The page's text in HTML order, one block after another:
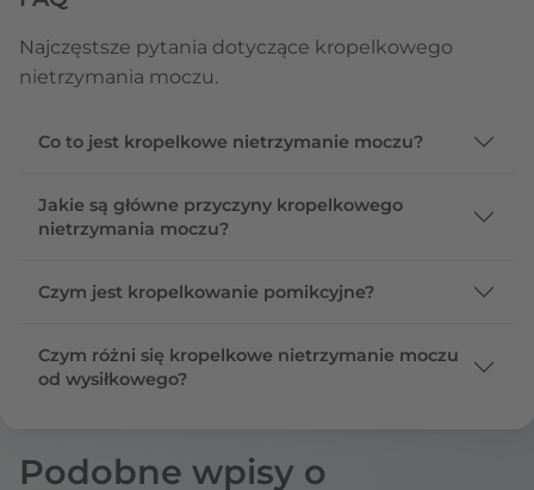
Najczęstsze pytania dotyczące kropelkowego
nietrzymania moczu.
Co to jest kropelkowe nietrzymanie moczu?
Jakie są główne przyczyny kropelkowego
nietrzymania moczu?
Czym jest kropelkowanie pomikcyjne?
Czym różni się kropelkowe nietrzymanie moczu
od wysiłkowego?
Podobne wpisy o